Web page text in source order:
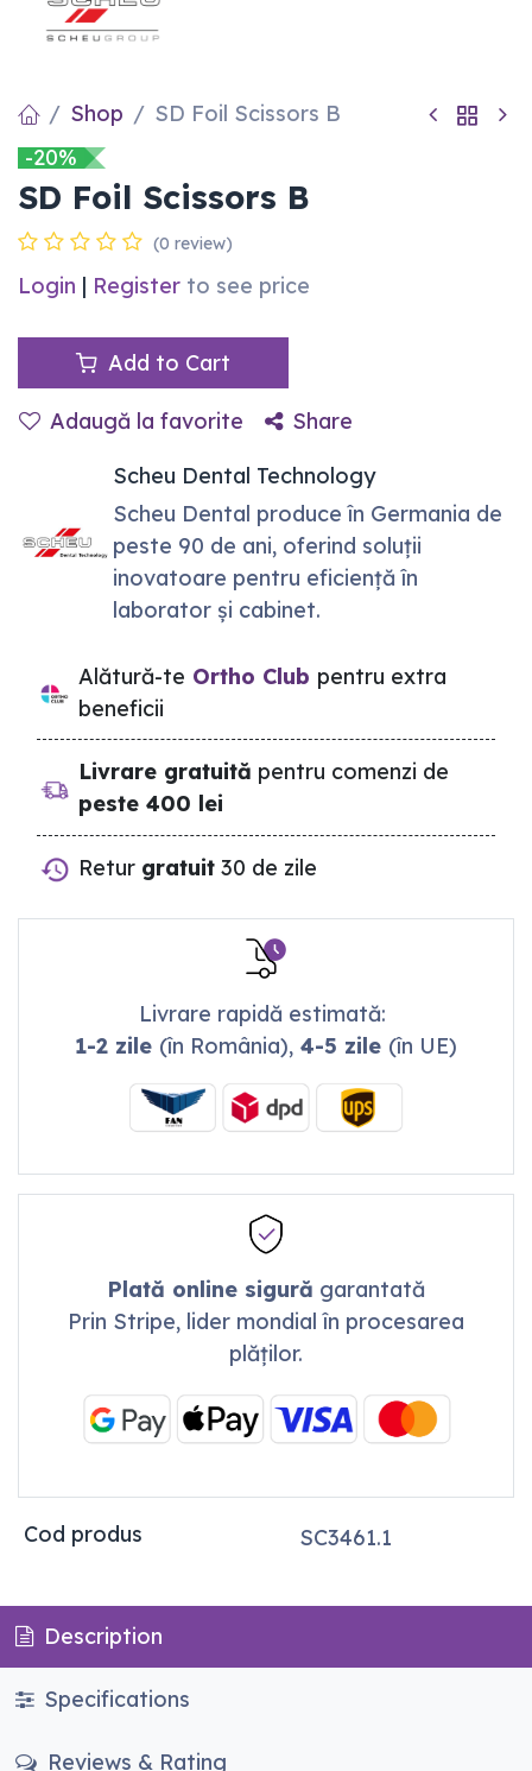
Shop
SD Foil Scissors B
-20%
SD Foil Scissors B
(0 review)
Login | Register to see price
Add to Cart
Adaugă la favorite
Share
Scheu Dental Technology
Scheu Dental produce în Germania de
peste 90 de ani, oferind soluții
inovatoare pentru eficiență în
laborator și cabinet.
Alătură-te Ortho Club pentru extra
beneficii
Livrare gratuită pentru comenzi de
peste 400 lei
Retur gratuit 30 de zile
Livrare rapidă estimată:
1-2 zile (în România),4-5 zile (în UE)
Plată online sigură garantată
Prin Stripe, lider mondial în procesarea
plăților.
Cod produs SC3461.1
Description
Specifications
Reviews & Rating